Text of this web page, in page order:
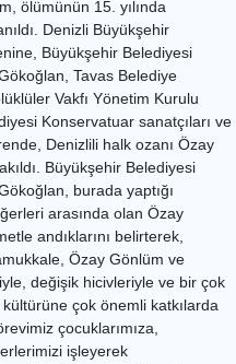
ölümünün 15. yılında
Denizli Büyükşehir
Büyükşehir Belediyesi
Tavas Belediye
Vakfı Yönetim Kurulu
Konservatuar sanatçıları ve
Denizlili halk ozanı Özay
Büyükşehir Belediyesi
burada yaptığı
arasında olan Özay
andıklarını belirterek,
Özay Gönlüm ve
değişik hicivleriyle ve bir çok
çok önemli katkılarda
çocuklarımıza,
işleyerek